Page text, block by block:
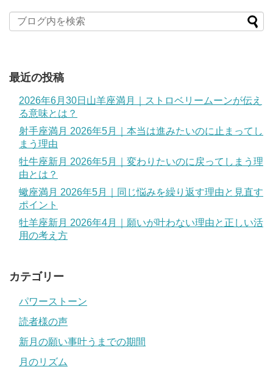
最近の投稿
2026年6月30日山羊座満月｜ストロベリームーンが伝え
る意味とは？
射手座満月 2026年5月｜本当は進みたいのに止まってし
まう理由
牡牛座新月 2026年5月｜変わりたいのに戻ってしまう理
由とは？
蠍座満月 2026年5月｜同じ悩みを繰り返す理由と見直す
ポイント
牡羊座新月 2026年4月｜願いが叶わない理由と正しい活
用の考え方
カテゴリー
パワーストーン
読者様の声
新月の願い事叶うまでの期間
月のリズム